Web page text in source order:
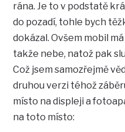
rána. Je to v podstatě
do pozadí, tohle bych
dokázal. Ovšem mobil
takže nebe, natož pak
Což jsem samozřejmě
druhou verzi téhož
místo na displeji a
na toto místo: